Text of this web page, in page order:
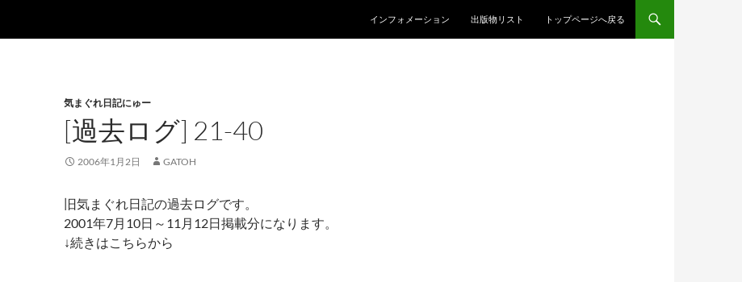
インフォメーション
出版物リスト トップページへ戻る
気まぐれ日記にゅー
[過去ログ] 21-40
2006年1月2日 GATOH
旧気まぐれ日記の過去ログです。
2001年7月10日～11月12日掲載分になります。
↓続きはこちらから